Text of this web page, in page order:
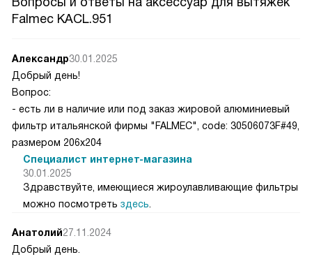
Falmec KACL.951
Александр30.01.2025
Добрый день!
Вопрос:
- есть ли в наличие или под заказ жировой алюминиевый
фильтр итальянской фирмы "FALMEC", code: 30506073F#49,
размером 206х204
Специалист интернет-магазина
30.01.2025
Здравствуйте, имеющиеся жироулавливающие фильтры
можно посмотреть здесь
Анатолий27.11.2024
Добрый день.